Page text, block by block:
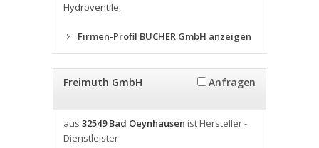
Hydroventile,
Firmen-Profil BUCHER GmbH anzeigen
Freimuth GmbH Anfragen
aus 32549 Bad Oeynhausen ist Hersteller -
Dienstleister